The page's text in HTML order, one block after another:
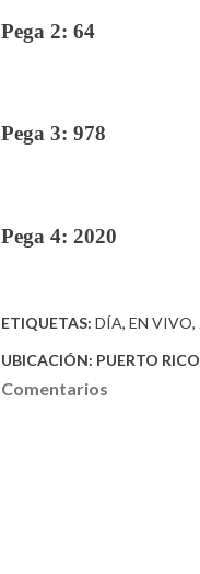
Pega 2: 64
Pega 3: 978
Pega 4: 2020
ETIQUETAS: DÍA EN VIVO
UBICACIÓN: PUERTO RICO
Comentarios